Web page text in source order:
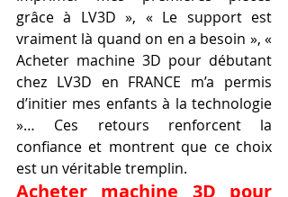
grâce à LV3D », « Le support est
vraiment là quand on en a besoin », «
Acheter machine 3D pour débutant
chez LV3D en FRANCE m’a permis
d’initier mes enfants à la technologie
»… Ces retours renforcent la
confiance et montrent que ce choix
est un véritable tremplin.
Acheter machine 3D pour